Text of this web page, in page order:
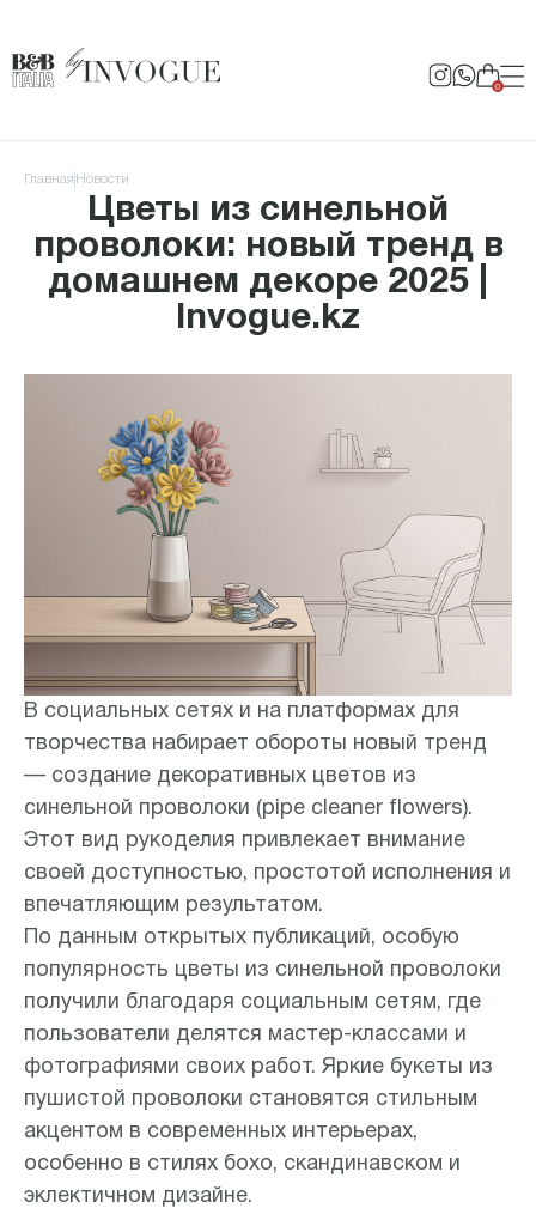
0
Главная Новости
Цветы из синельной
проволоки: новый тренд в
домашнем декоре 2025 |
Invogue.kz
В социальных сетях и на платформах для
творчества набирает обороты новый тренд
— создание декоративных цветов из
синельной проволоки (pipe cleaner flowers).
Этот вид рукоделия привлекает внимание
своей доступностью, простотой исполнения и
впечатляющим результатом.
По данным открытых публикаций, особую
популярность цветы из синельной проволоки
получили благодаря социальным сетям, где
пользователи делятся мастер-классами и
фотографиями своих работ. Яркие букеты из
пушистой проволоки становятся стильным
акцентом в современных интерьерах,
особенно в стилях бохо, скандинавском и
эклектичном дизайне.